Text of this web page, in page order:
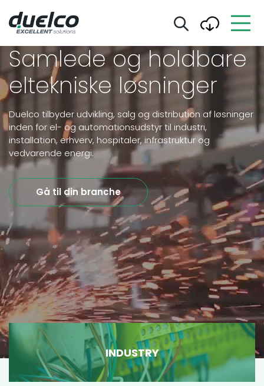
Samlede og holdbare
eltekniske løsninger
Duelco tilbyder udvikling, salg og distribution af løsninger
inden for el- og automationsudstyr til industri,
installation, erhverv, hospitaler, infrastruktur og
vedvarende energi.
Gå til din branche
INDUSTRY